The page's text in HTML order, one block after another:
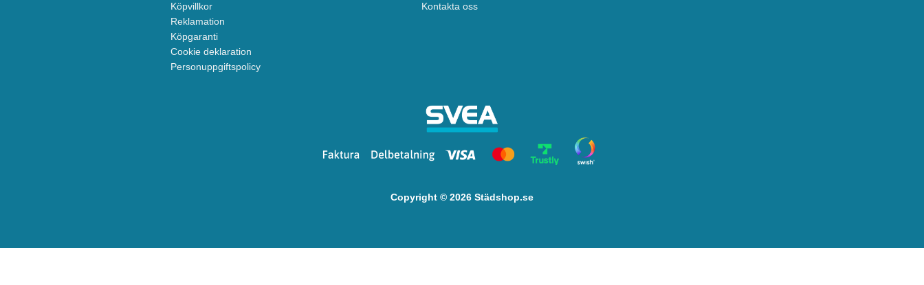
Köpvillkor
Reklamation
Köpgaranti
Cookie deklaration
Personuppgiftspolicy
Kontakta oss
Copyright © 2026 Städshop.se